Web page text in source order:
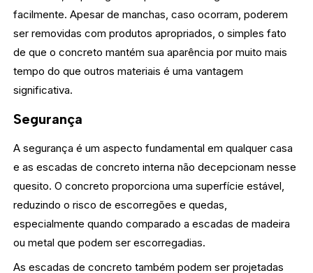
facilmente. Apesar de manchas, caso ocorram, poderem
ser removidas com produtos apropriados, o simples fato
de que o concreto mantém sua aparência por muito mais
tempo do que outros materiais é uma vantagem
significativa.
Segurança
A segurança é um aspecto fundamental em qualquer casa
e as escadas de concreto interna não decepcionam nesse
quesito. O concreto proporciona uma superfície estável,
reduzindo o risco de escorregões e quedas,
especialmente quando comparado a escadas de madeira
ou metal que podem ser escorregadias.
As escadas de concreto também podem ser projetadas